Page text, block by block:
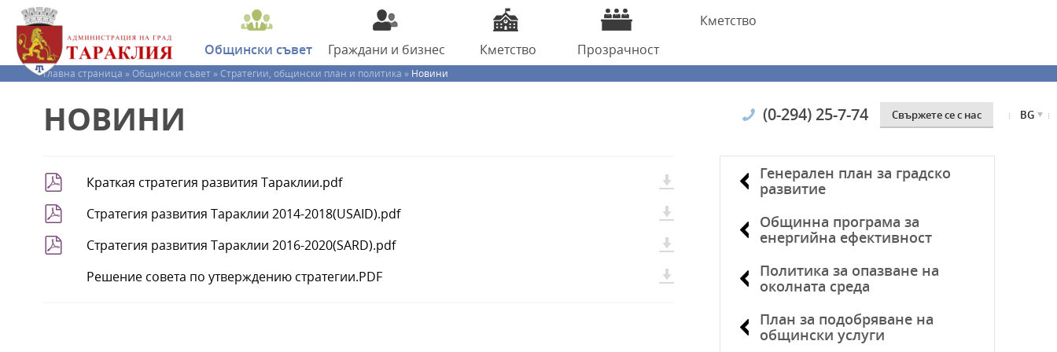
Общински съвет Граждани и бизнес Кметство Прозрачност
Кметство
(0-294) 25-7-74 Свържете се с нас BG
Главна страница » Общински съвет » Стратегии, общински план и политика » Новини
НОВИНИ
Генерален план за градско
развитие
Общинна програма за
енергийна ефективност
Политика за опазване на
околната среда
План за подобряване на
общински услуги
Краткая стратегия развития Тараклии.pdf
Стратегия развития Тараклии 2014-2018(USAID).pdf
Стратегия развития Тараклии 2016-2020(SARD).pdf
Решение совета по утверждению стратегии.PDF